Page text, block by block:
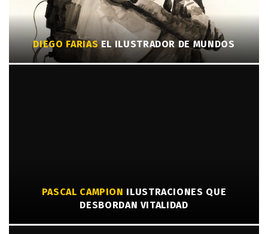
DIEGO FARIASEL ILUSTRADOR DE MUNDOS
PASCAL CAMPION ILUSTRACIONES QUE
DESBORDAN VITALIDAD